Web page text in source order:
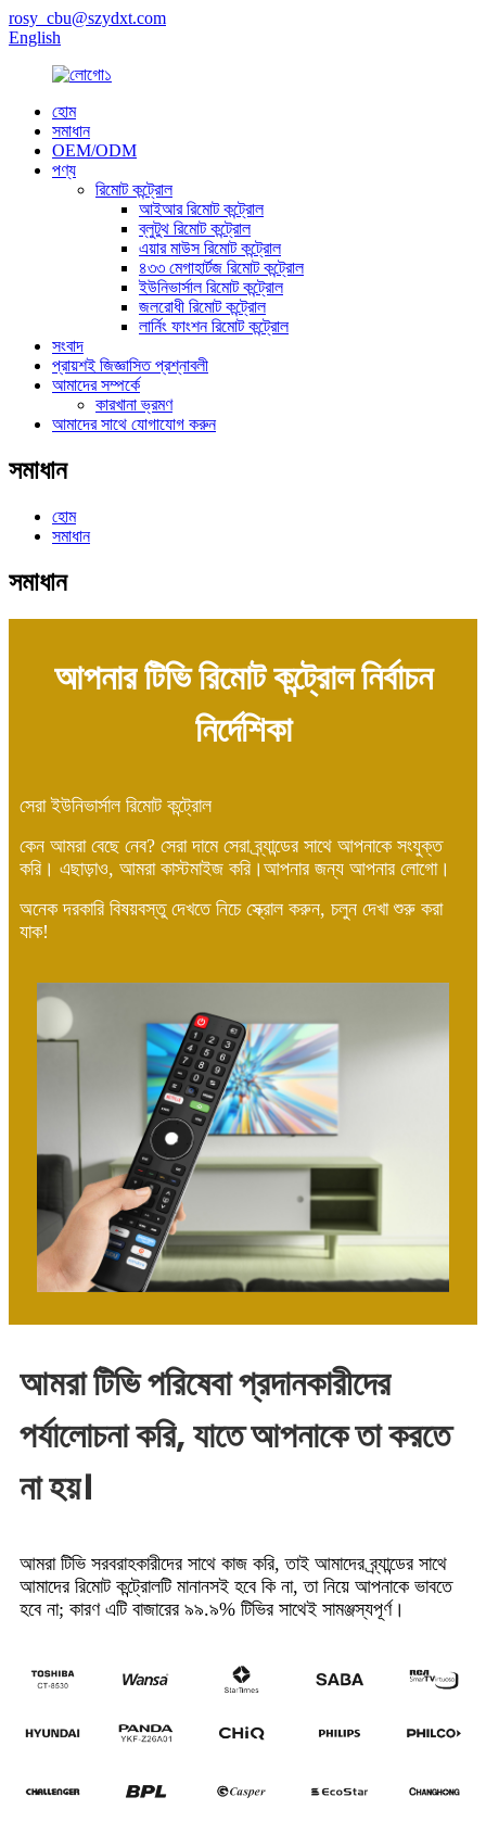
rosy_cbu@szydxt.com
English
হোম
সমাধান
OEM/ODM
পণ্য
রিমোট কন্ট্রোল
আইআর রিমোট কন্ট্রোল
ব্লুটুথ রিমোট কন্ট্রোল
এয়ার মাউস রিমোট কন্ট্রোল
৪৩৩ মেগাহার্টজ রিমোট কন্ট্রোল
ইউনিভার্সাল রিমোট কন্ট্রোল
জলরোধী রিমোট কন্ট্রোল
লার্নিং ফাংশন রিমোট কন্ট্রোল
সংবাদ
প্রায়শই জিজ্ঞাসিত প্রশ্নাবলী
আমাদের সম্পর্কে
কারখানা ভ্রমণ
আমাদের সাথে যোগাযোগ করুন
সমাধান
হোম
সমাধান
সমাধান
আপনার টিভি রিমোট কন্ট্রোল নির্বাচন
নির্দেশিকা
সেরা ইউনিভার্সাল রিমোট কন্ট্রোল
কেন আমরা বেছে নেব? সেরা দামে সেরা ব্র্যান্ডের সাথে আপনাকে সংযুক্ত
করি। এছাড়াও, আমরা কাস্টমাইজ করি। আপনার জন্য আপনার লোগো।
অনেক দরকারি বিষয়বস্তু দেখতে নিচে স্ক্রোল করুন, চলুন দেখা শুরু করা
যাক!
আমরা টিভি পরিষেবা প্রদানকারীদের
পর্যালোচনা করি, যাতে আপনাকে তা করতে
না হয়।
আমরা টিভি সরবরাহকারীদের সাথে কাজ করি, তাই আমাদের ব্র্যান্ডের সাথে
আমাদের রিমোট কন্ট্রোলটি মানানসই হবে কি না, তা নিয়ে আপনাকে ভাবতে
হবে না; কারণ এটি বাজারের ৯৯.৯% টিভির সাথেই সামঞ্জস্যপূর্ণ।